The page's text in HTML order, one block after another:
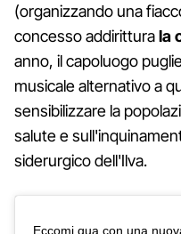
(organizzando una
concesso addiritturala
anno, il capoluogo
musicale alternativo a
sensibilizzare la
salute e
siderurgico dell'Ilva.
Eccomi qua con una